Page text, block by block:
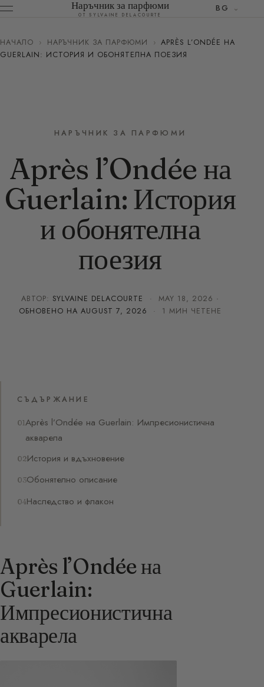
Наръчник за парфюми
ОТ SYLVAINE DELACOURTE
BG
НАЧАЛО › НАРЪЧНИК ЗА ПАРФЮМИ › APRÈS L’ONDÉE НА
GUERLAIN: ИСТОРИЯ И ОБОНЯТЕЛНА ПОЕЗИЯ
НАРЪЧНИК ЗА ПАРФЮМИ
Après l’Ondée на
Guerlain: История
и обонятелна
поезия
АВТОР: SYLVAINE DELACOURTE · MAY 18, 2026 ·
ОБНОВЕНО НА AUGUST 7, 2026 · 1 МИН ЧЕТЕНЕ
СЪДЪРЖАНИЕ
Après l’Ondée на Guerlain: Импресионистична
акварела
История и вдъхновение
Обонятелно описание
Наследство и флакон
Après l’Ondée на
Guerlain:
Импресионистична
акварела